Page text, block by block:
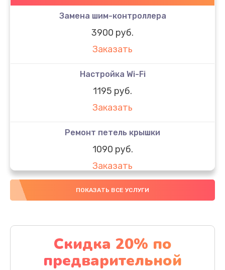
Замена шим-контроллера
3900 руб.
Заказать
Настройка Wi-Fi
1195 руб.
Заказать
Ремонт петель крышки
1090 руб.
Заказать
Замена вебкамеры
Заказать
Установка драйверов
1000 руб.
ПОКАЗАТЬ ВСЕ УСЛУГИ
Скидка 20% по
предварительной